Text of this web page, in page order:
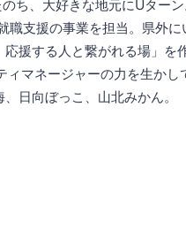
ち、大好きな地元にUターン
職支援の事業を担当。県外に
援する人と繋がれる場」を
マネージャーの力を生かし
日向ぼっこ、山北みかん。